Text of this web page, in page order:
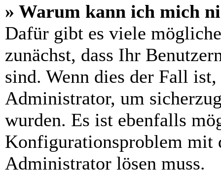
» Warum kann ich mich
Dafür gibt es viele
zunächst, dass Ihr
sind. Wenn dies der Fall
Administrator, um
wurden. Es ist ebenfalls
Konfigurationsproblem mit
Administrator lösen muss.